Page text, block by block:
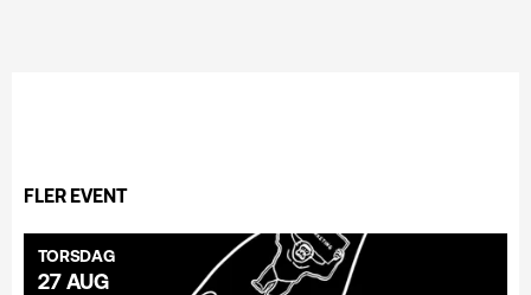
FLER EVENT
TORSDAG
27 AUG